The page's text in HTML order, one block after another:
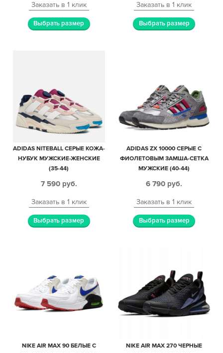
Заказать в 1 клик
Выбрать размер
Заказать в 1 клик
Выбрать размер
ADIDAS NITEBALL СЕРЫЕ КОЖА-
НУБУК МУЖСКИЕ-ЖЕНСКИЕ
(35-44)
7 590 руб.
Заказать в 1 клик
Выбрать размер
ADIDAS ZX 10000 СЕРЫЕ С
ФИОЛЕТОВЫМ ЗАМША-СЕТКА
МУЖСКИЕ (40-44)
6 790 руб.
Заказать в 1 клик
Выбрать размер
NIKE AIR MAX 90 БЕЛЫЕ С
NIKE AIR MAX 270 ЧЕРНЫЕ